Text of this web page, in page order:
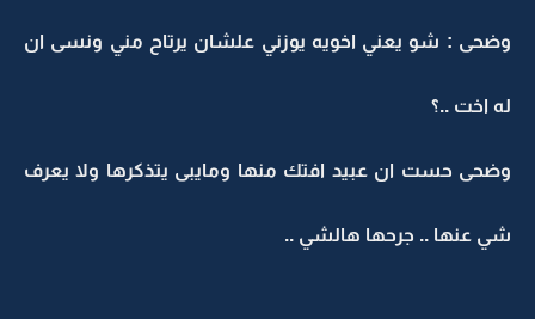
وضحى : شو يعني اخويه يوزني علشان يرتاح مني ونسى ان
له اخت ..؟
وضحى حست ان عبيد افتك منها ومايبى يتذكرها ولا يعرف
شي عنها .. جرحها هالشي ..